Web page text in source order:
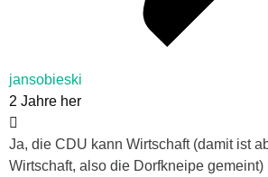
jansobieski
2 Jahre her
Ja, die CDU kann Wirtschaft (damit ist
Wirtschaft, also die Dorfkneipe